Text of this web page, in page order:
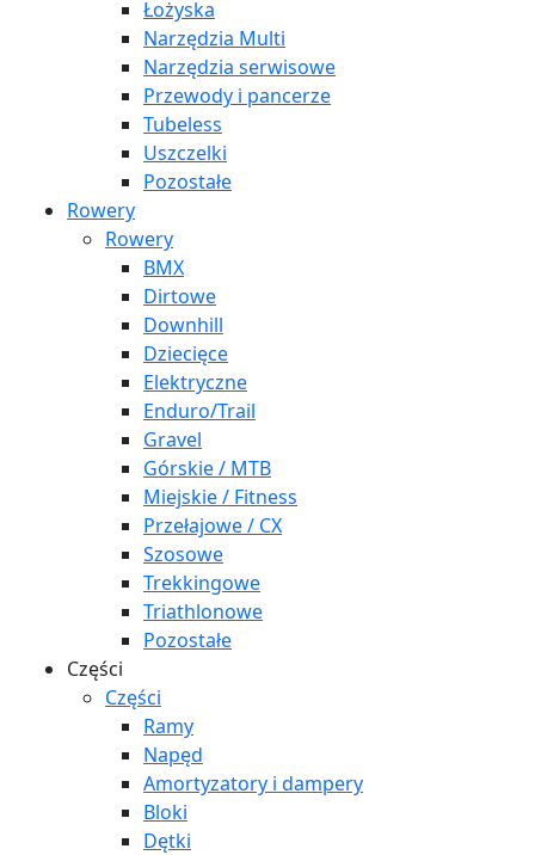
Łożyska
Narzędzia Multi
Narzędzia serwisowe
Przewody i pancerze
Tubeless
Uszczelki
Pozostałe
Rowery
Rowery
BMX
Dirtowe
Downhill
Dziecięce
Elektryczne
Enduro/Trail
Gravel
Górskie / MTB
Miejskie / Fitness
Przełajowe / CX
Szosowe
Trekkingowe
Triathlonowe
Pozostałe
Części
Części
Ramy
Napęd
Amortyzatory i dampery
Bloki
Dętki